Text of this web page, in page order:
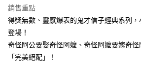
消。如遇「轉專審核」未通過狀況，表示未達大
法說明評估內容。
1.分期款項不併入電信帳單，「大哥付你分期」
醒簡訊。
2.透過簡訊連結打開帳單後，可選擇「超商條碼
帳／街口支付／iPASS MONEY」等通路繳費。
１．簡單：不需註冊會員、不需綁卡、不需儲值。
２．便利：只要手機號碼，簡訊認證，即可結帳。
３．安心：先確認商品／服務後，再付款。
１．於結帳方式選擇「AFTEE先享後付」後，將
結帳頁面，進行簡訊認證並確認金額後，即可完成
運送方式
付款後全家取貨｜8/8-8/14運費優惠，結帳
每筆NT$70，滿NT$499(含以上)免運費
付款後7-11取貨
銷售重點
得獎無數、靈感爆表的鬼才信子經典系列
登場！
奇怪阿公要娶奇怪阿嬤、奇怪阿嬤要嫁奇
「完美絕配」！